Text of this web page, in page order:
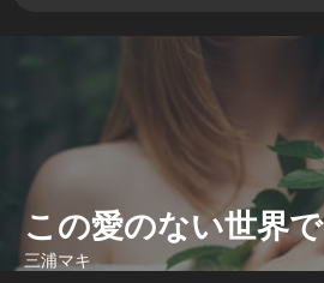
この愛のない世界で
三浦マキ